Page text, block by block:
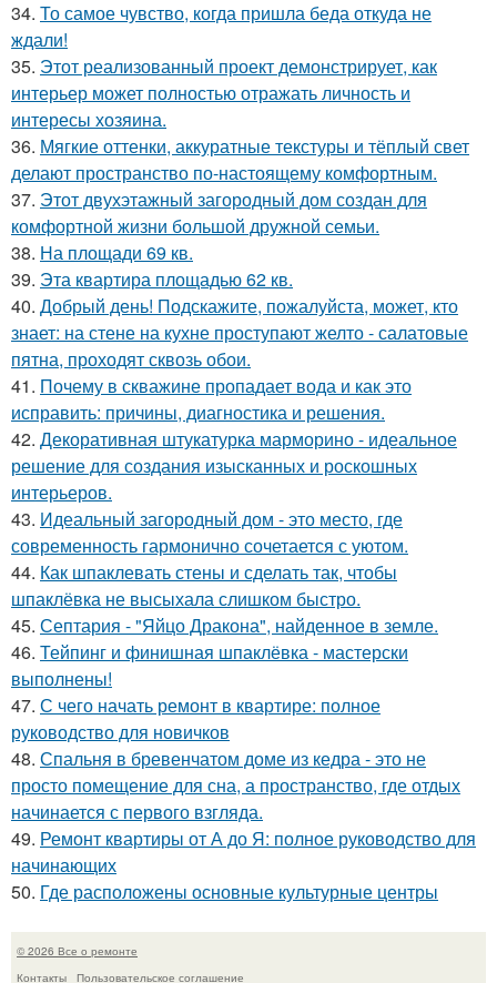
34. То самое чувство, когда пришла беда откуда не
ждали!
35. Этот реализованный проект демонстрирует, как
интерьер может полностью отражать личность и
интересы хозяина.
36. Мягкие оттенки, аккуратные текстуры и тёплый свет
делают пространство по-настоящему комфортным.
37. Этот двухэтажный загородный дом создан для
комфортной жизни большой дружной семьи.
38. На площади 69 кв.
39. Эта квартира площадью 62 кв.
40. Добрый день! Подскажите, пожалуйста, может, кто
знает: на стене на кухне проступают желто - салатовые
пятна, проходят сквозь обои.
41. Почему в скважине пропадает вода и как это
исправить: причины, диагностика и решения.
42. Декоративная штукатурка марморино - идеальное
решение для создания изысканных и роскошных
интерьеров.
43. Идеальный загородный дом - это место, где
современность гармонично сочетается с уютом.
44. Как шпаклевать стены и сделать так, чтобы
шпаклёвка не высыхала слишком быстро.
45. Септария - "Яйцо Дракона", найденное в земле.
46. Тейпинг и финишная шпаклёвка - мастерски
выполнены!
47. С чего начать ремонт в квартире: полное
руководство для новичков
48. Спальня в бревенчатом доме из кедра - это не
просто помещение для сна, а пространство, где отдых
начинается с первого взгляда.
49. Ремонт квартиры от А до Я: полное руководство для
начинающих
50. Где расположены основные культурные центры
© 2026 Все о ремонте
Контакты
Пользовательское соглашение